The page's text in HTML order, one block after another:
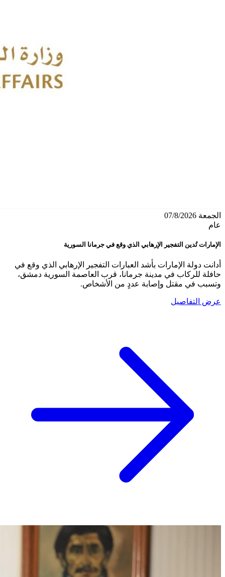
الجمعة 07/8/2026
عام
الإمارات تُدين التفجير الإرهابي الذي وقع في جرمانا السورية
أدانت دولة الإمارات بأشد العبارات التفجير الإرهابي الذي وقع في
حافلة للركاب في مدينة جرمانا، قرب العاصمة السورية دمشق،
وتسبب في مقتل وإصابة عددٍ من الأشخاص.
عرض التفاصيل